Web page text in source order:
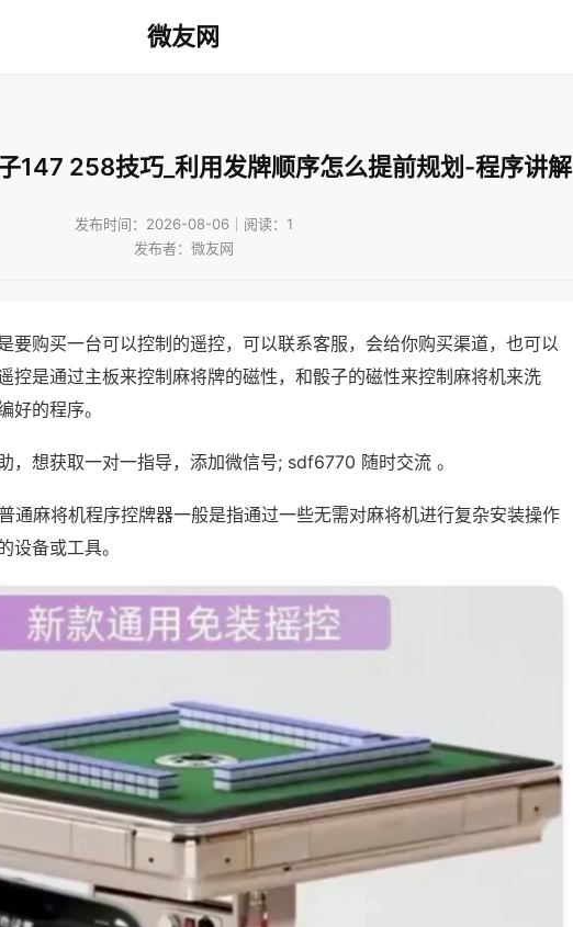
微友网
147 258技巧_利用发牌顺序怎么提前规划-程序讲解
发布时间：2026-08-06｜阅读：1
发布者：微友网
要购买一台可以控制的遥控，可以联系客服，会给你购买渠道，也可以
控是通过主板来控制麻将牌的磁性，和骰子的磁性来控制麻将机来洗
好的程序。
，想获取一对一指导，添加微信号; sdf6770 随时交流 。
通麻将机程序控牌器一般是指通过一些无需对麻将机进行复杂安装操作
设备或工具。